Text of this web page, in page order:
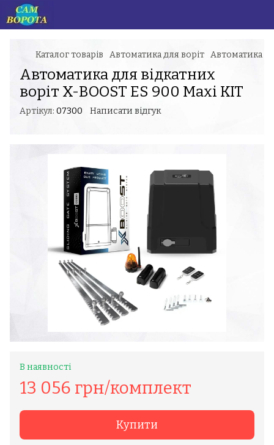
Каталог товарів Автоматика для воріт Автоматика
Автоматика для відкатних
воріт X-BOOST ES 900 Maxi KIT
Артікул: 07300 Написати відгук
В наявності
13 056 грн/комплект
Купити